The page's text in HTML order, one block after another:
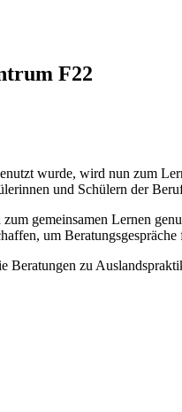
F22
wurde, wird nun zum
und Schülern der
gemeinsamen Lernen
um
zu